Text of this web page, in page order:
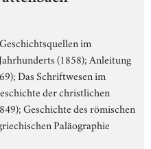
im
(1858); Anleitung
Das Schriftwesen im
der christlichen
Geschichte des römischen
Paläographie